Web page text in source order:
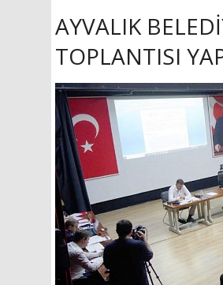
AYVALIK
TOPLANTISI